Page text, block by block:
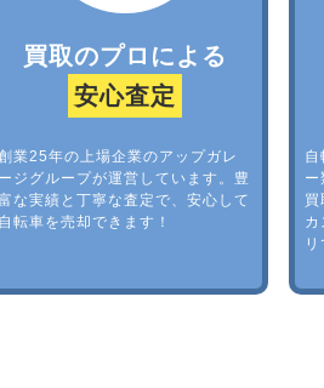
買取のプロによる
安心査定
業25年の上場企業のアップガレ
ージグループが運営しています。豊
な実績と丁寧な査定で、安心して
自転車を売却できます！
自
ー
買
カ